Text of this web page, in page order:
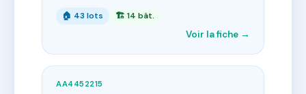
🏠 43 lots 🏗 14 bât.
Voir la fiche →
AA4452215